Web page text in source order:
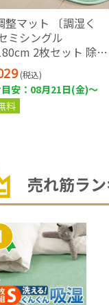
整マット 〔調湿く
ミシングル
2枚セット 除湿
除湿マット 洗える
(税込)
安：08月21日(金)～
料
売れ筋ラ